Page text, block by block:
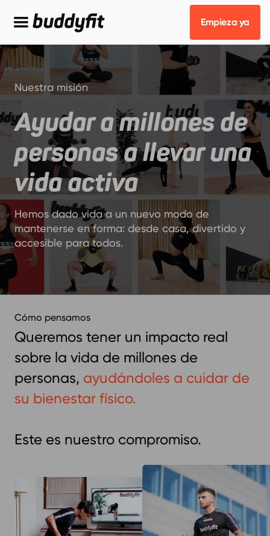
Empieza ya
Nuestra misión
Ayudar a millones de
personas a llevar una
vida activa
Hemos dado vida a un nuevo modo de
mantenerse en forma: desde casa, divertido y
accesible para todos.
Cómo pensamos
Queremos tener un impacto real
sobre la vida de millones de
personas, ayudándoles a cuidar de
su bienestar físico.
Este es nuestro compromiso.